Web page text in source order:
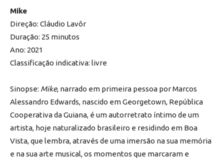
Mike
Direção: Cláudio Lavôr
Duração: 25 minutos
Ano: 2021
Classificação indicativa: livre
Sinopse: Mike, narrado em primeira pessoa por Marcos
Alessandro Edwards, nascido em Georgetown, República
Cooperativa da Guiana, é um autorretrato íntimo de um
artista, hoje naturalizado brasileiro e residindo em Boa
Vista, que lembra, através de uma imersão na sua memória
e na sua arte musical, os momentos que marcaram e